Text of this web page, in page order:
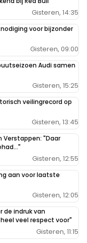
Gisteren, 14:35
voor bijzonder
Gisteren, 09:00
Audi samen
Gisteren, 15:25
veilingrecord op
Gisteren, 13:45
Verstappen: "Daar
Gisteren, 12:55
aan voor laatste
Gisteren, 12:05
de indruk van
veel respect voor"
Gisteren, 11:15